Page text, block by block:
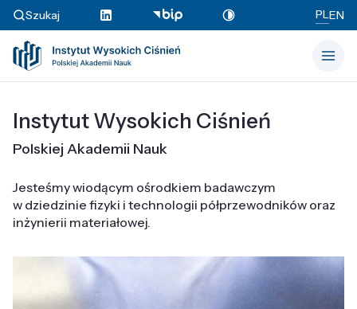
Szukaj PLEN
Instytut Wysokich Ciśnień
Polskiej Akademii Nauk
Jesteśmy wiodącym ośrodkiem badawczym
w dziedzinie fizyki i technologii półprzewodników oraz
inżynierii materiałowej.